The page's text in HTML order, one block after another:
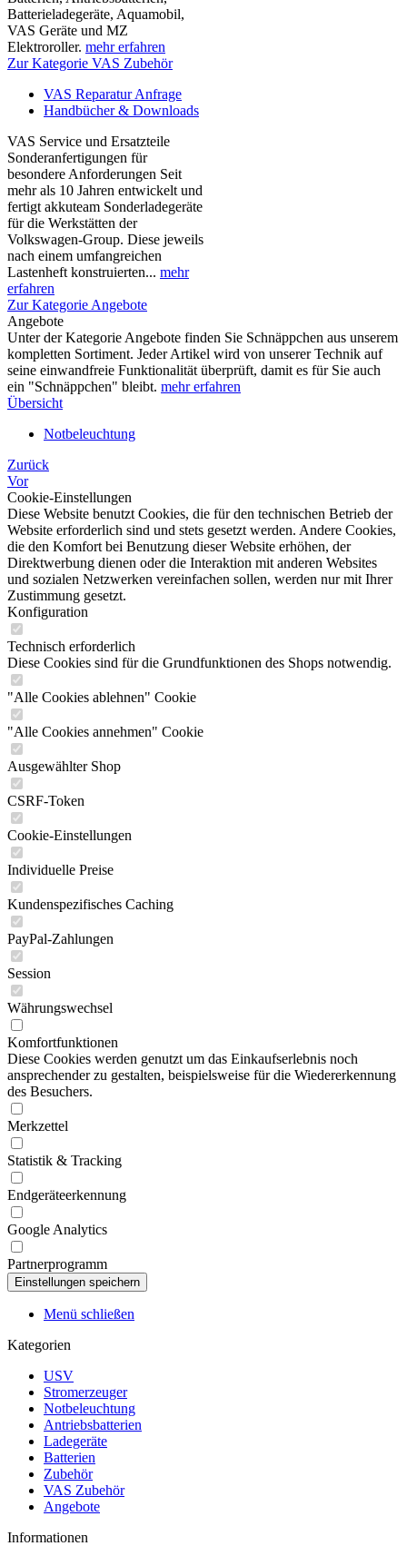
Batterieladegeräte, Aquamobil,
VAS Geräte und MZ
Elektroroller. mehr erfahren
Zur Kategorie VAS Zubehör
VAS Reparatur Anfrage
Handbücher & Downloads
VAS Service und Ersatzteile
Sonderanfertigungen für
besondere Anforderungen Seit
mehr als 10 Jahren entwickelt und
fertigt akkuteam Sonderladegeräte
für die Werkstätten der
Volkswagen-Group. Diese jeweils
nach einem umfangreichen
Lastenheft konstruierten... mehr
erfahren
Zur Kategorie Angebote
Angebote
Unter der Kategorie Angebote finden Sie Schnäppchen aus unserem
kompletten Sortiment. Jeder Artikel wird von unserer Technik auf
seine einwandfreie Funktionalität überprüft, damit es für Sie auch
ein "Schnäppchen" bleibt. mehr erfahren
Übersicht
Notbeleuchtung
Zurück
Vor
Cookie-Einstellungen
Diese Website benutzt Cookies, die für den technischen Betrieb der
Website erforderlich sind und stets gesetzt werden. Andere Cookies,
die den Komfort bei Benutzung dieser Website erhöhen, der
Direktwerbung dienen oder die Interaktion mit anderen Websites
und sozialen Netzwerken vereinfachen sollen, werden nur mit Ihrer
Zustimmung gesetzt.
Konfiguration
Technisch erforderlich
Diese Cookies sind für die Grundfunktionen des Shops notwendig.
"Alle Cookies ablehnen" Cookie
"Alle Cookies annehmen" Cookie
Ausgewählter Shop
CSRF-Token
Cookie-Einstellungen
Individuelle Preise
Kundenspezifisches Caching
PayPal-Zahlungen
Session
Währungswechsel
Komfortfunktionen
Diese Cookies werden genutzt um das Einkaufserlebnis noch
ansprechender zu gestalten, beispielsweise für die Wiedererkennung
des Besuchers.
Merkzettel
Statistik & Tracking
Endgeräteerkennung
Google Analytics
Partnerprogramm
Menü schließen
Kategorien
USV
Stromerzeuger
Notbeleuchtung
Antriebsbatterien
Ladegeräte
Batterien
Zubehör
VAS Zubehör
Angebote
Informationen